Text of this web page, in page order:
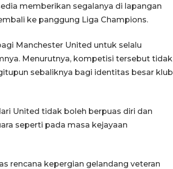
memberikan segalanya di lapangan
ke panggung Liga Champions.
Manchester United untuk selalu
Menurutnya, kompetisi tersebut tidak
sebaliknya bagi identitas besar klub
United tidak boleh berpuas diri dan
seperti pada masa kejayaan
rencana kepergian gelandang veteran
BPJS Kesehatan Yogyakarta
perkuat sinergi dengan